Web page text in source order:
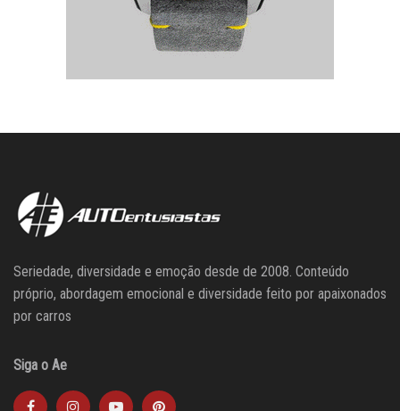
Seriedade, diversidade e emoção desde de 2008. Conteúdo
próprio, abordagem emocional e diversidade feito por apaixonados
por carros
Siga o Ae